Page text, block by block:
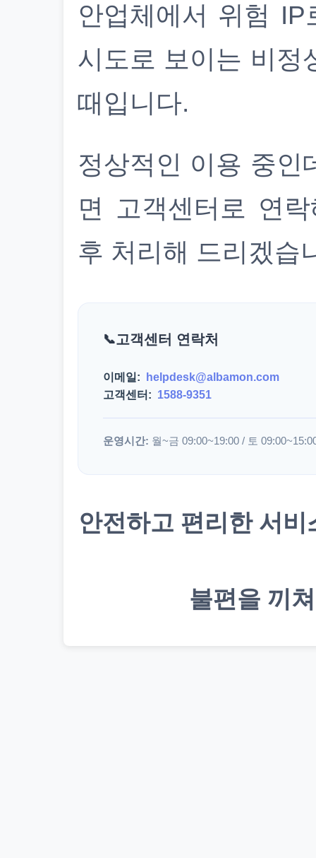
안업체에서 위험
시도로 보이는 비정
때입니다.
정상적인 이용 중인
면 고객센터로 연
후 처리해 드리겠습
고객센터 연락처
이메일:
helpdesk@albamon.com
고객센터: 1588-9351
운영시간: 월~금 09:00~19:00 / 토
안전하고 편리한 서
불편을 끼